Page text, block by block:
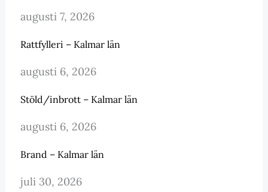
augusti 7, 2026
Rattfylleri – Kalmar län
augusti 6, 2026
Stöld/inbrott – Kalmar län
augusti 6, 2026
Brand – Kalmar län
juli 30, 2026